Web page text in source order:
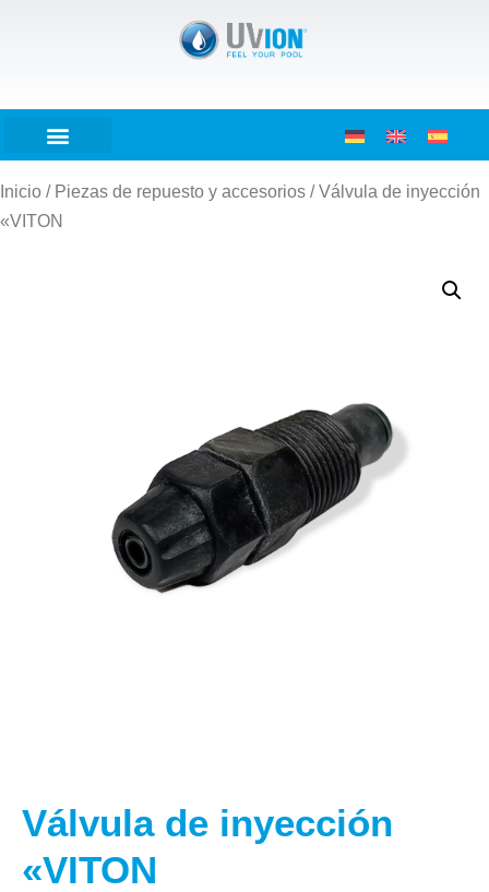
Inicio / Piezas de repuesto y accesorios / Válvula de inyección
«VITON
Válvula de inyección
«VITON